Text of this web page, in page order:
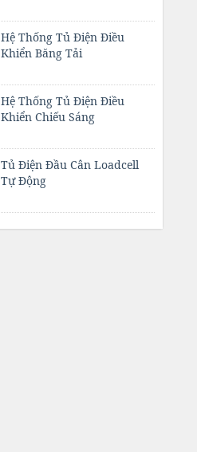
Hệ Thống Tủ Điện Điều
Khiển Băng Tải
Hệ Thống Tủ Điện Điều
Khiển Chiếu Sáng
Tủ Điện Đầu Cân Loadcell
Tự Động